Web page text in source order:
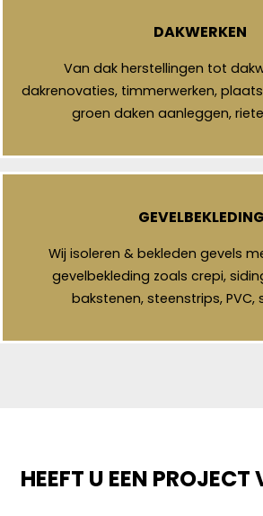
DAKWERKEN
Van dak herstellingen tot
dakrenovaties, timmerwerken,
groen daken aanleggen,
GEVELBEKLEDING
Wij isoleren & bekleden gevels
gevelbekleding zoals crepi,
bakstenen, steenstrips, PVC,
HEEFT U EEN